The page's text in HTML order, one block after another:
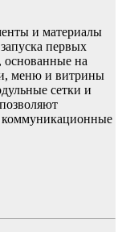
и материалы
первых
основанные на
меню и витрины
сетки и
коммуникационные